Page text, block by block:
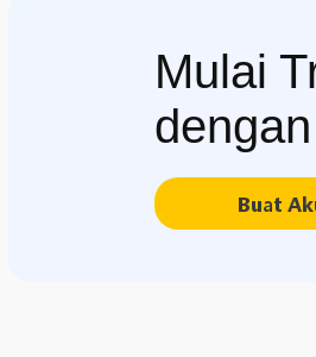
Mulai
Buat